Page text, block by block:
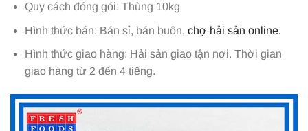
Quy cách đóng gói: Thùng 10kg
Hình thức bán: Bán sỉ, bán buôn, chợ hải sản online.
Hình thức giao hàng: Hải sản giao tận nơi. Thời gian
giao hàng từ 2 đến 4 tiếng.